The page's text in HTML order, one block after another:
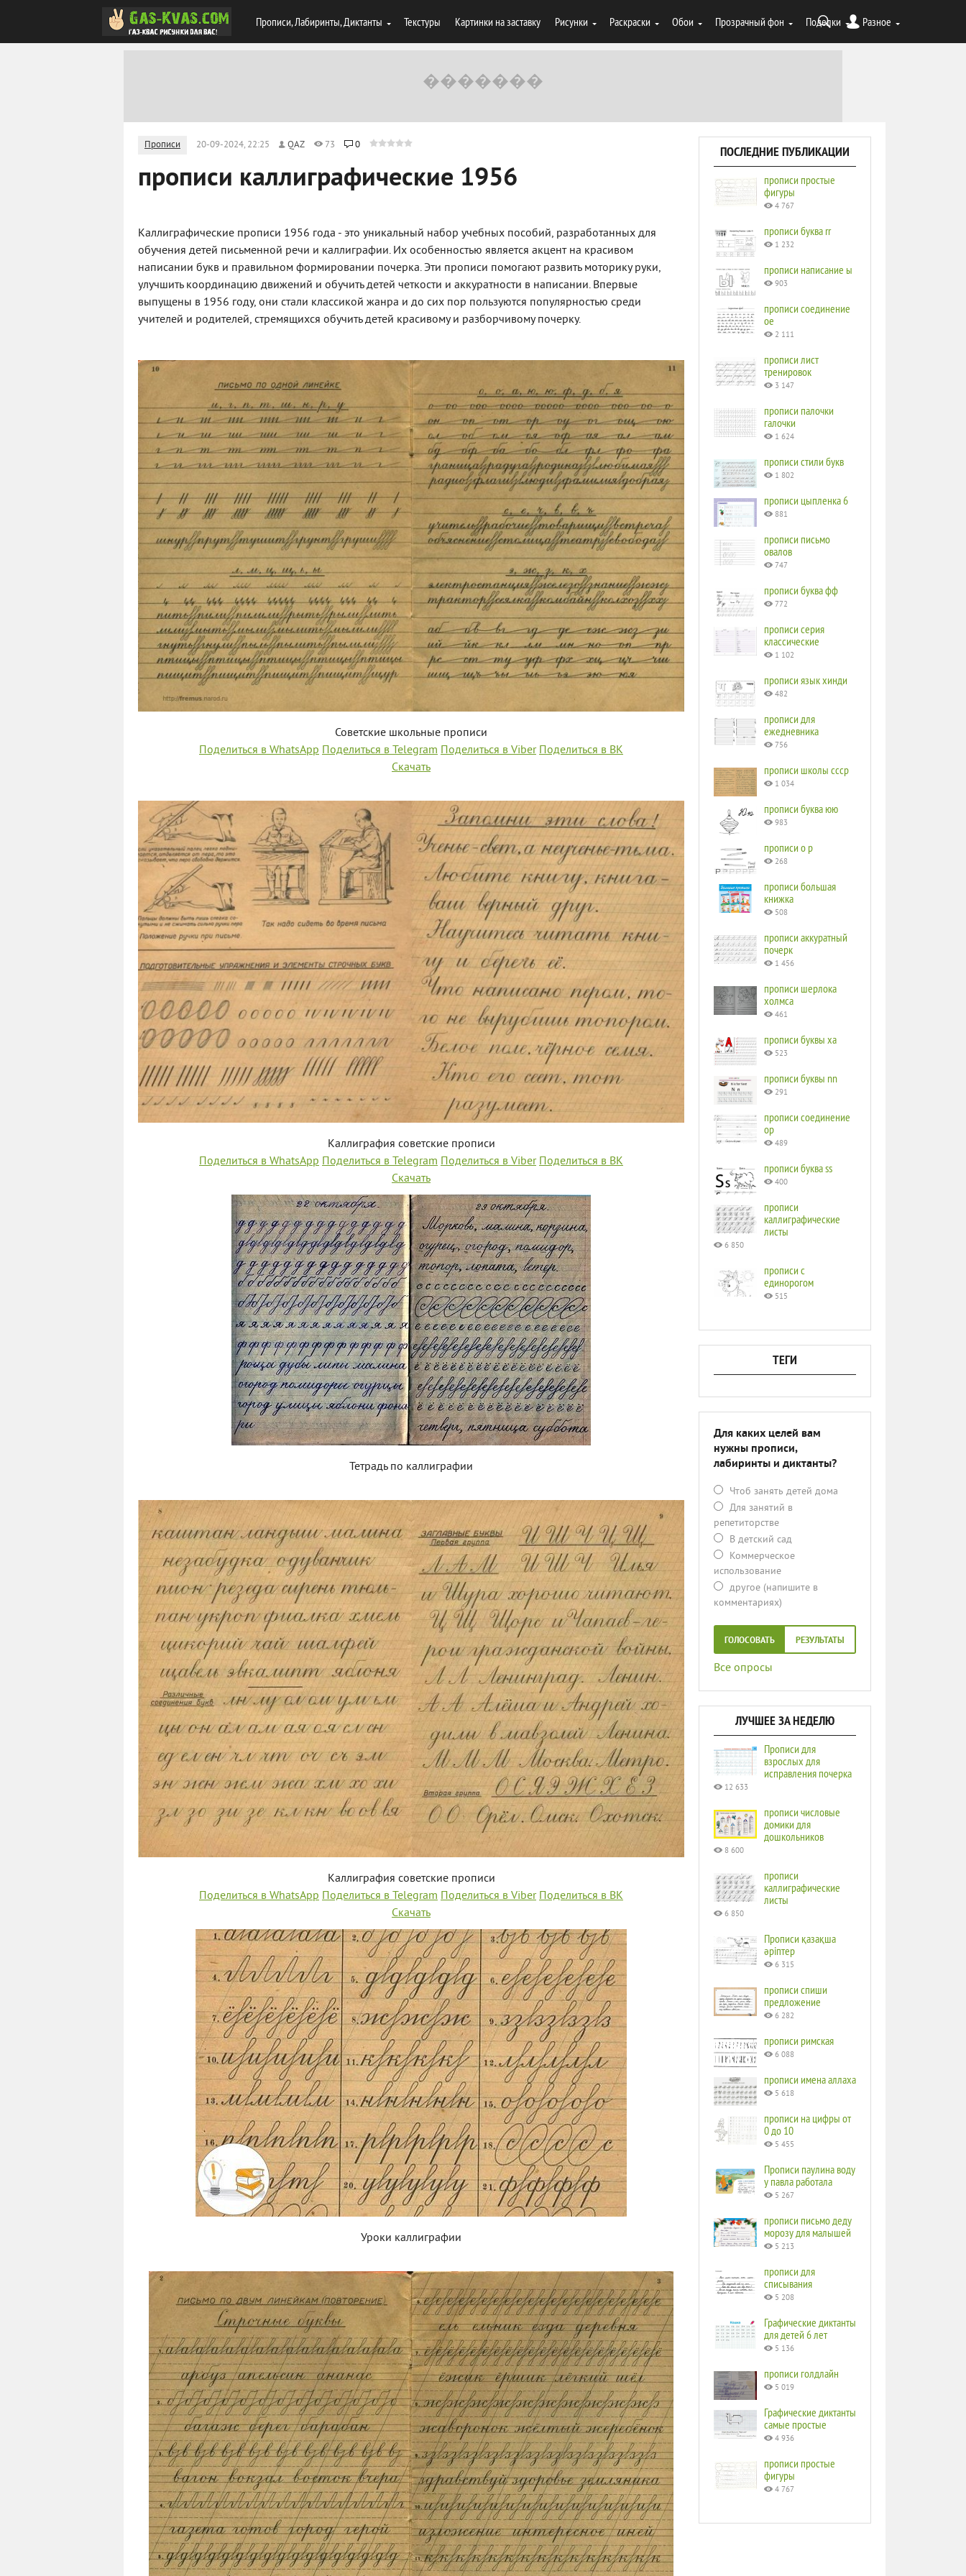
Прописи, Лабиринты, Диктанты Текстуры Картинки на заставку Рисунки Раскраски Обои Прозрачный фон Поделки Разное
Прописи 20-09-2024, 22:25 QAZ 73 0
прописи каллиграфические 1956
Каллиграфические прописи 1956 года - это уникальный набор учебных пособий, разработанных для
обучения детей письменной речи и каллиграфии. Их особенностью является акцент на красивом
написании букв и правильном формировании почерка. Эти прописи помогают развить моторику руки,
улучшить координацию движений и обучить детей четкости и аккуратности в написании. Впервые
выпущены в 1956 году, они стали классикой жанра и до сих пор пользуются популярностью среди
учителей и родителей, стремящихся обучить детей красивому и разборчивому почерку.
Советские школьные прописи
Поделиться в WhatsApp Поделиться в Telegram Поделиться в Viber Поделиться в ВК
Скачать
Каллиграфия советские прописи
Поделиться в WhatsApp Поделиться в Telegram Поделиться в Viber Поделиться в ВК
Скачать
Тетрадь по каллиграфии
Каллиграфия советские прописи
Поделиться в WhatsApp Поделиться в Telegram Поделиться в Viber Поделиться в ВК
Скачать
Уроки каллиграфии
ПОСЛЕДНИЕ ПУБЛИКАЦИИ
прописи простые
фигуры
4 767
прописи буква rr
1 232
прописи написание ы
903
прописи соединение
ое
2 111
прописи лист
тренировок
3 147
прописи палочки
галочки
1 624
прописи стили букв
1 802
прописи цыпленка 6
881
прописи письмо
овалов
747
прописи буква фф
772
прописи серия
классические
1 102
прописи язык хинди
482
прописи для
ежедневника
756
прописи школы ссср
1 034
прописи буква юю
983
прописи o p
268
прописи большая
книжка
508
прописи аккуратный
почерк
1 456
прописи шерлока
холмса
461
прописи буквы ха
523
прописи буквы nn
291
прописи соединение
ор
489
прописи буква ss
400
прописи
каллиграфические
листы
6 850
прописи с
единорогом
515
ТЕГИ
Для каких целей вам
нужны прописи,
лабиринты и диктанты?
Чтоб занять детей дома
Для занятий в
репетиторстве
В детский сад
Коммерческое
использование
другое (напишите в
комментариях)
ГОЛОСОВАТЬ РЕЗУЛЬТАТЫ
Все опросы
ЛУЧШЕЕ ЗА НЕДЕЛЮ
Прописи для
взрослых для
исправления почерка
12 633
прописи числовые
домики для
дошкольников
8 600
прописи
каллиграфические
листы
6 850
Прописи қазақша
әріптер
6 315
прописи спиши
предложение
6 282
прописи римская
6 088
прописи имена аллаха
5 618
прописи на цифры от
0 до 10
5 455
Прописи паулина воду
у павла работала
5 267
прописи письмо деду
морозу для малышей
5 213
прописи для
списывания
5 208
Графические диктанты
для детей 6 лет
5 136
прописи голдлайн
5 019
Графические диктанты
самые простые
4 936
прописи простые
фигуры
4 767